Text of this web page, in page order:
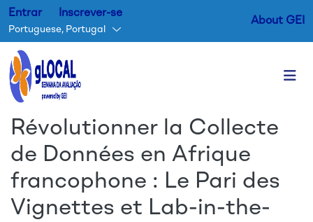
Entrar Inscrever-se
Portuguese, Portugal
About GEI
Révolutionner la Collecte
de Données en Afrique
francophone : Le Pari des
Vignettes et Lab-in-the-